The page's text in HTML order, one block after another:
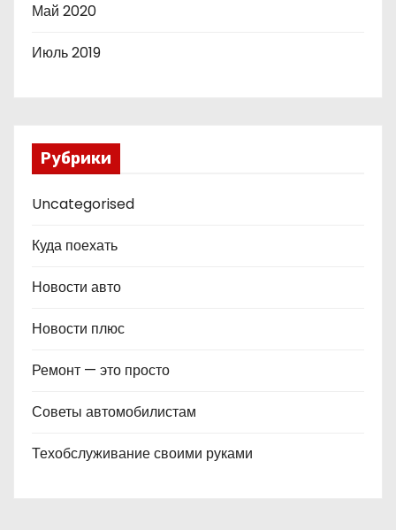
Май 2020
Июль 2019
Рубрики
Uncategorised
Куда поехать
Новости авто
Новости плюс
Ремонт — это просто
Советы автомобилистам
Техобслуживание своими руками